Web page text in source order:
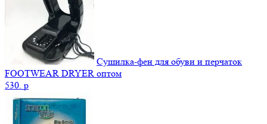
Сушилка-фен для обуви и перчаток
FOOTWEAR DRYER оптом
530. p